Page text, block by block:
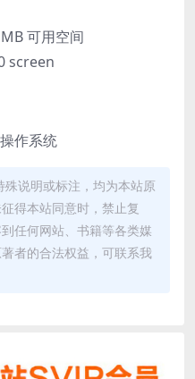
可用空间
screen
作系统
说明或标注，均为本站原
得本站同意时，禁止复
任何网站、书籍等各类媒
者的合法权益，可联系我